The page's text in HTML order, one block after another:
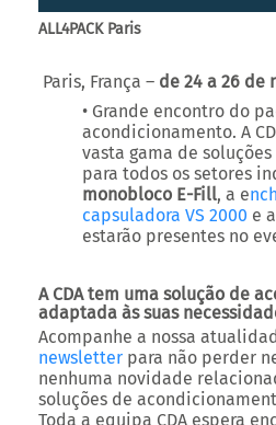
Paris, França –de 24 a 26 de
• Grande encontro do
vasta gama de
para todos os setores
monobloco E-Fill, a e
capsuladora VS 2000e
estarão presentes no
A CDA tem uma solução de
adaptada às suas
newsletter para não perder
nenhuma novidade
soluções de
Toda a equipa CDA espera
num destes eventos!
contactar-nos através do
contacto.